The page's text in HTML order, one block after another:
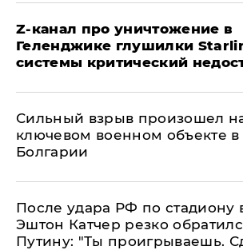
Z-канал про уничтожение в
Геленджике глушилки
системы критический
Сильный взрыв произошел
ключевом военном объекте в
Болгарии
После удара РФ по стадиону
Эштон Катчер резко
Путину: "Ты проигрываешь.